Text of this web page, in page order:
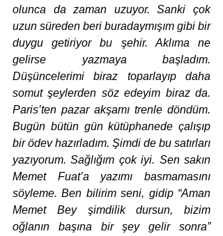
olunca da zaman uzuyor. Sanki çok
uzun süreden beri buradaymışım gibi bir
duygu getiriyor bu şehir. Aklıma ne
gelirse yazmaya başladım.
Düşüncelerimi biraz toparlayıp daha
somut şeylerden söz edeyim biraz da.
Paris’ten pazar akşamı trenle döndüm.
Bugün bütün gün kütüphanede çalışıp
bir ödev hazırladım. Şimdi de bu satırları
yazıyorum. Sağlığım çok iyi. Sen sakın
Memet Fuat’a yazımı basmamasını
söyleme. Ben bilirim seni, gidip “Aman
Memet Bey şimdilik dursun, bizim
oğlanın başına bir şey gelir sonra”